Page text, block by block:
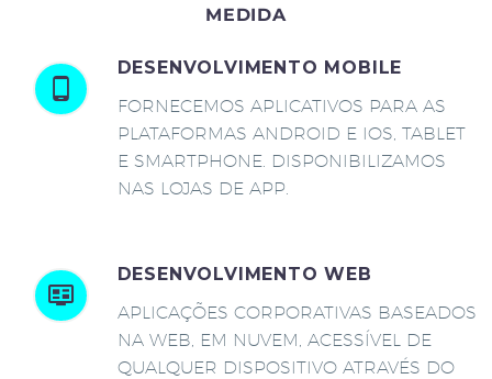
MEDIDA
DESENVOLVIMENTO MOBILE
FORNECEMOS APLICATIVOS PARA AS
PLATAFORMAS ANDROID E IOS, TABLET
E SMARTPHONE. DISPONIBILIZAMOS
NAS LOJAS DE APP.
DESENVOLVIMENTO WEB
APLICAÇÕES CORPORATIVAS BASEADOS
NA WEB, EM NUVEM, ACESSÍVEL DE
QUALQUER DISPOSITIVO ATRAVÉS DO